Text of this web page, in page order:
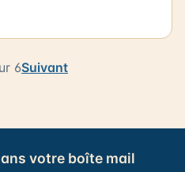
6Suivant
votre boîte mail